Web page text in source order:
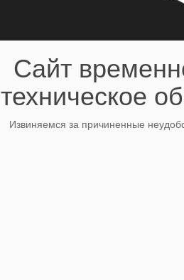
Сайт
техническое
Извиняемся за причиненные